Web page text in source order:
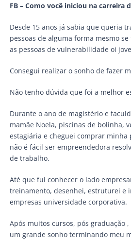
FB – Como você iniciou na carreira
Desde 15 anos já sabia que queria
pessoas de alguma forma mesmo
as pessoas de vulnerabilidade oi
Consegui realizar o sonho de fazer
Não tenho dúvida que foi a melhor
Durante o ano de magistério e
mamãe Noela, piscinas de bolinha,
estagiária e cheguei comprar minha
não é fácil ser empreendedora
de trabalho.
Até que fui conhecer o lado
treinamento, desenhei, estruturei e
empresas universidade corporativa.
Após muitos cursos, pós graduação
um grande sonho terminando meu